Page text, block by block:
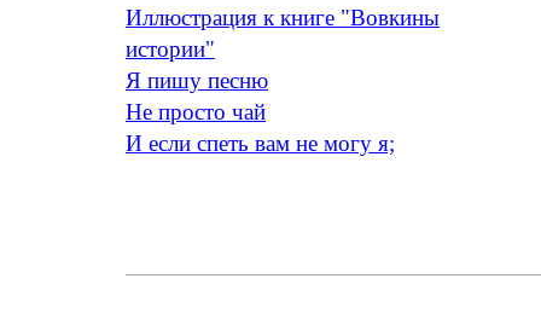
Иллюстрация к книге "Вовкины
истории"
Я пишу песню
Не просто чай
И если спеть вам не могу я;